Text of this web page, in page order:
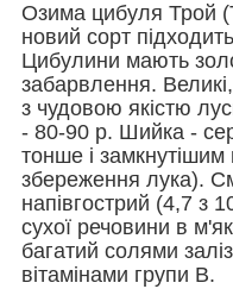
Озима цибуля Трой
новий сорт
Цибулини мають
забарвлення.
з чудовою якістю
- 80-90 р. Шийка -
тонше і
збереження лука).
напівгострий (4,7 з
сухої речовини в
багатий солями
вітамінами групи В.